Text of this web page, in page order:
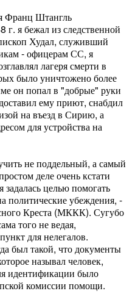
Франц Штангль
г. я бежал из следственной
Худал, служивший
- офицерам СС, я
лагеря смерти в
было уничтожено более
он попал в "добрые" руки
ему приют, снабдил
на въезд в Сирию, а
для устройства на
не поддельный, а самый
деле очень кстати
задалась целью помогать
политические убеждения, -
Креста (МККК). Сугубо
того не ведая,
для нелегалов.
был такой, что документы
называл человек,
идентификации было
комиссии помощи.